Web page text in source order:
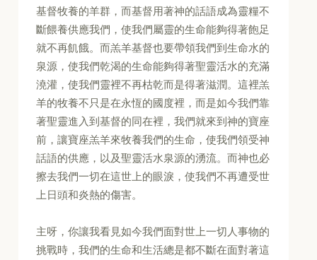
基督牧養的羊群，而基督用著神的話語成為靈糧不
斷餵養供應我們，使我們屬靈的生命能夠得著飽足
就不再飢餓。而羔羊基督也要帶領我們到生命水的
泉源，使我們乾渴的生命能夠得著聖靈活水的充滿
澆灌，使我們靈裡不再枯乾而是得著滋潤。這裡羔
羊的牧養不只是在永恆的國度裡，而是如今我們靠
著聖靈進入到基督的同在裡，我們就來到神的寶座
前，讓寶座羔羊來牧養我們的生命，使我們領受神
話語的供應，以及聖靈活水泉源的湧流。而神也必
擦去我們一切在這世上的眼淚，使我們不再遭受世
上日頭和炎熱的傷害。
主呀，你讓我看見如今我們面對世上一切人事物的
挑戰時，我們的生命和生活總是都不斷在面對著這